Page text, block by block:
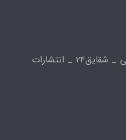
اتوبان بابایی _ شهرک بهشتی _ شقایق24 _ انتشارات